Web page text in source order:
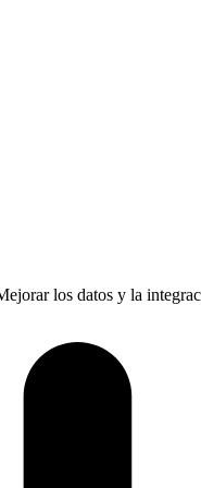
los datos y la